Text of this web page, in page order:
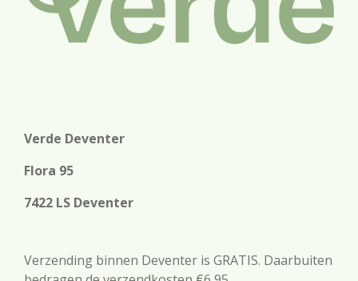
Verde Deventer
Flora 95
7422 LS Deventer
Verzending binnen Deventer is GRATIS. Daarbuiten